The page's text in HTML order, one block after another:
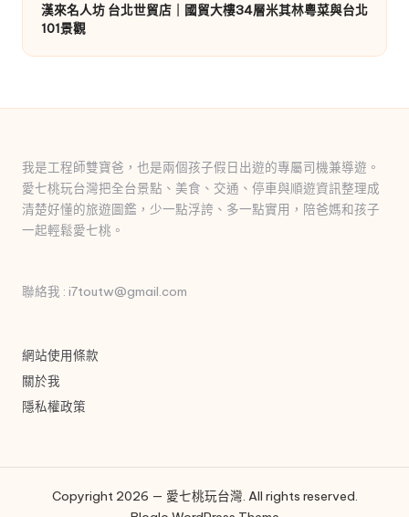
漢來名人坊 台北世貿店｜國貿大樓34層米其林粵菜與台北
101景觀
我是工程師雙寶爸，也是兩個孩子假日出遊的專屬司機兼導遊。
愛七桃玩台灣把全台景點、美食、交通、停車與順遊資訊整理成
清楚好懂的旅遊圖鑑，少一點浮誇、多一點實用，陪爸媽和孩子
一起輕鬆愛七桃。
聯絡我 : i7toutw@gmail.com
網站使用條款
關於我
隱私權政策
Copyright 2026 — 愛七桃玩台灣. All rights reserved.